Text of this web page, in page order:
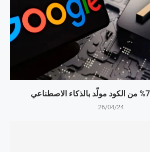
26/04/24